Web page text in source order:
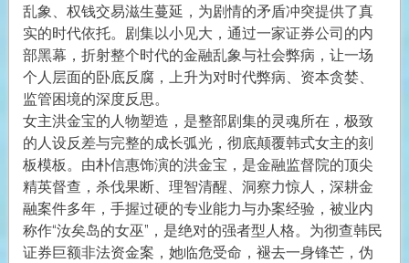
乱象、权钱交易滋生蔓延，为剧情的矛盾冲突提供了真
实的时代依托。剧集以小见大，通过一家证券公司的内
部黑幕，折射整个时代的金融乱象与社会弊病，让一场
个人层面的卧底反腐，上升为对时代弊病、资本贪婪、
监管困境的深度反思。
女主洪金宝的人物塑造，是整部剧集的灵魂所在，极致
的人设反差与完整的成长弧光，彻底颠覆韩式女主的刻
板模板。由朴信惠饰演的洪金宝，是金融监督院的顶尖
精英督查，杀伐果断、理智清醒、洞察力惊人，深耕金
融案件多年，手握过硬的专业能力与办案经验，被业内
称作“汝矣岛的女巫”，是绝对的强者型人格。为彻查韩民
证券巨额非法资金案，她临危受命，褪去一身锋芒，伪